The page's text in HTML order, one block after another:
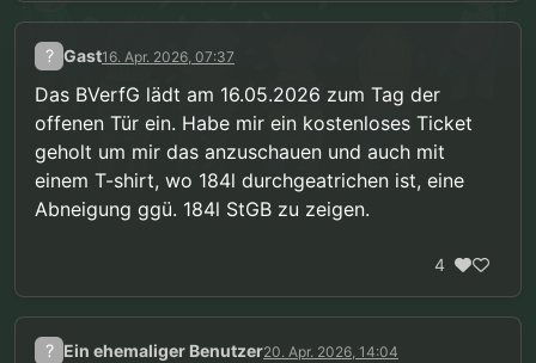
? Gast16. Apr. 2026, 07:37
Das BVerfG lädt am 16.05.2026 zum Tag der
offenen Tür ein. Habe mir ein kostenloses Ticket
geholt um mir das anzuschauen und auch mit
einem T-shirt, wo 184l durchgeatrichen ist, eine
Abneigung ggü. 184l StGB zu zeigen.
4
? Ein ehemaliger Benutzer20. Apr. 2026, 14:04